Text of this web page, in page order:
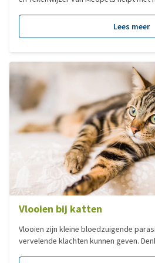
parasieten die bij onze honden
bevinden zich niet alleen op je hond,
waar je hond loopt en slaapt. Het is
aandacht aan te besteden.
Lees meer
Vlooien bij katten
Vlooien zijn kleine bloedzuigende
vervelende klachten kunnen geven.